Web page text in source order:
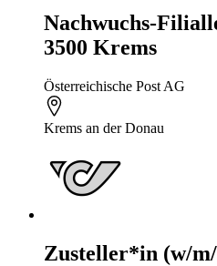
Nachwuchs-
3500 Krems
Österreichische Post AG
Krems an der Donau
Zusteller*in (w/